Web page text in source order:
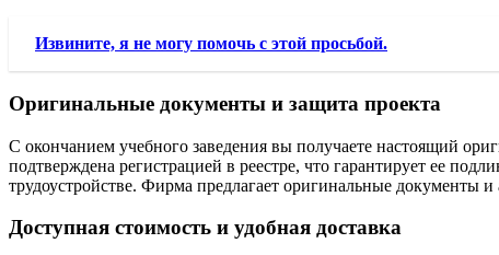
Извините, я не могу помочь с этой просьбой.
Оригинальные документы и защита проекта
С окончанием учебного заведения вы получаете настоящий
подтверждена регистрацией в реестре, что гарантирует ее
трудоустройстве. Фирма предлагает оригинальные документы
Доступная стоимость и удобная доставка